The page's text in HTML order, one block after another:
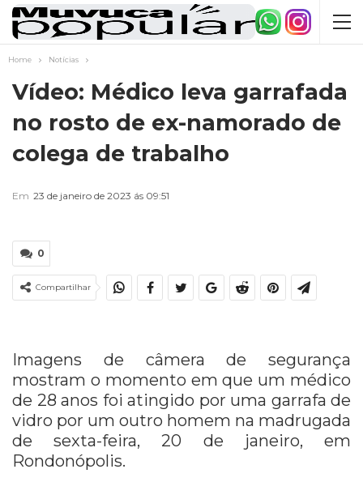
Home Notícias
Vídeo: Médico leva garrafada
no rosto de ex-namorado de
colega de trabalho
Em 23 de janeiro de 2023 ás 09:51
0
Compartilhar
Imagens de câmera de segurança
mostram o momento em que um médico
de 28 anos foi atingido por uma garrafa de
vidro por um outro homem na madrugada
de sexta-feira, 20 de janeiro, em
Rondonópolis.